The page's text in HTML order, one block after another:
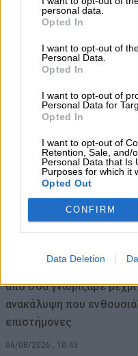
personal data.
Opted In
I want to opt-out of
Personal Data.
Opted In
I want to opt-out of
Personal Data for
Opted In
I want to opt-out of
Retention, Sale, and/
Personal Data that Is
Purposes for which it
Opted Out
CONFIRM
Data Deletion
06/08/2026 , 11:45
Το κουμπί στο
χρησιμοποιούν λάθος
οδηγοί – Και όμως μπορεί
μεγάλη διαφορά
06/08/2026 , 11:10
Η μεγάλη οθόνη
Κηποθέατρο Αλκαζάρ με
κινηματογραφικές
και μεγάλους
06/08/2026 , 11:10
Το Viagra ίσως κάνει
από όσα γνωρίζαμε
ανακάλυψη που
επιστήμονες
06/08/2026 , 10:43